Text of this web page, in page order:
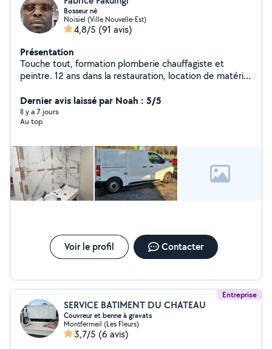
Bosseur né
Noisiel (Ville Nouvelle-Est)
4,8/5 (91 avis)
Présentation
Touche tout, formation plomberie chauffagiste et
peintre. 12 ans dans la restauration, location de matériel
Dernier avis laissé par Noah : 5/5
Il y a 7 jours
Au top
Voir le profil Contacter
Entreprise
SERVICE BATIMENT DU CHATEAU
Couvreur et benne à gravats
Montfermeil (Les Fleurs)
3,7/5 (6 avis)